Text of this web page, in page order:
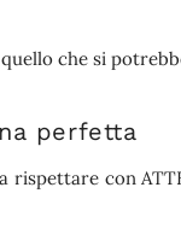
che si
perfetta
con